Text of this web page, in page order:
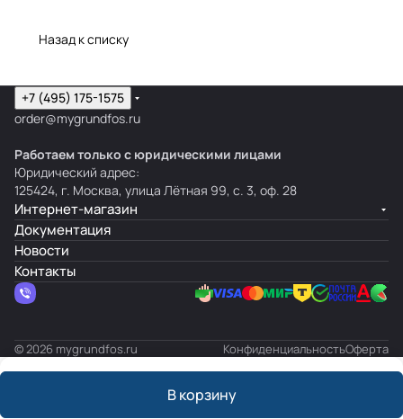
Назад к списку
В корзину
+7 (495) 175-1575
order@mygrundfos.ru
Работаем только с юридическими лицами
Юридический адрес:
125424, г. Москва, улица Лётная 99, с. 3, оф. 28
Интернет-магазин
Документация
Новости
Контакты
© 2026 mygrundfos.ru КонфиденциальностьОферта